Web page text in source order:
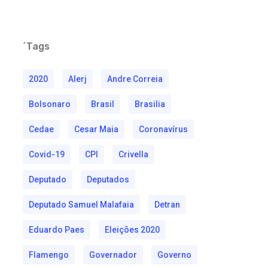
´Tags
2020 Alerj Andre Correia
Bolsonaro Brasil Brasilia
Cedae Cesar Maia Coronavírus
Covid-19 CPI Crivella
Deputado Deputados
Deputado Samuel Malafaia Detran
Eduardo Paes Eleições 2020
Flamengo Governador Governo